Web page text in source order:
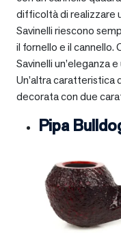
difficoltà di realizzare
Savinelli riescono
il fornello e il cannello.
Savinelli un’eleganza
Un’altra caratteristica
decorata con due
Pipa